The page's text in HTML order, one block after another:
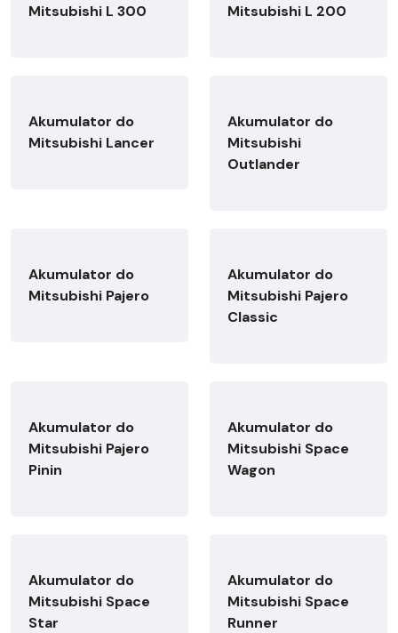
Mitsubishi L 300
Mitsubishi L 200
Akumulator do
Mitsubishi Lancer
Akumulator do
Mitsubishi
Outlander
Akumulator do
Mitsubishi Pajero
Akumulator do
Mitsubishi Pajero
Classic
Akumulator do
Mitsubishi Pajero
Pinin
Akumulator do
Mitsubishi Space
Wagon
Akumulator do
Mitsubishi Space
Star
Akumulator do
Mitsubishi Space
Runner